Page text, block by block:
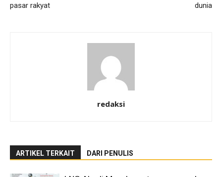
pasar rakyat
dunia
redaksi
ARTIKEL TERKAIT DARI PENULIS